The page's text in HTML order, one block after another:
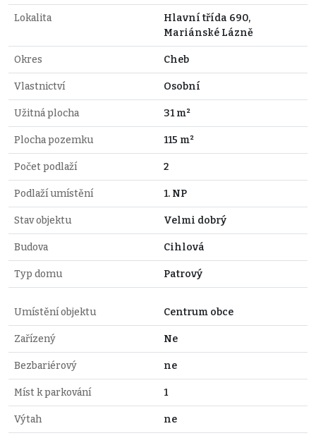
Lokalita
Hlavní třída 690,
Mariánské Lázně
Okres Cheb
Vlastnictví Osobní
Užitná plocha 31 m²
Plocha pozemku 115 m²
Počet podlaží 2
Podlaží umístění 1. NP
Stav objektu Velmi dobrý
Budova Cihlová
Typ domu Patrový
Umístění objektu Centrum obce
Zařízený Ne
Bezbariérový ne
Míst k parkování 1
Výtah ne